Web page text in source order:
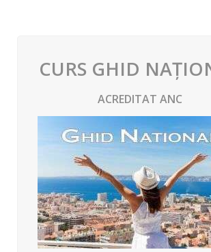
CURS GHID
ACREDITAT ANC